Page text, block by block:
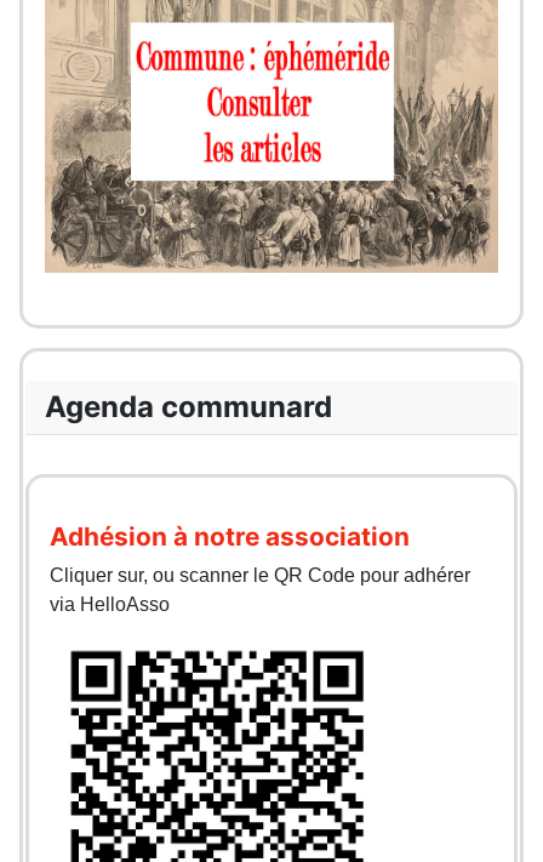
Agenda communard
Adhésion à notre association
Cliquer sur, ou scanner le QR Code pour adhérer
via HelloAsso